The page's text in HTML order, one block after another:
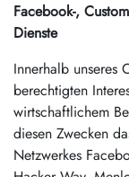
Facebook-,
Dienste
Innerhalb unseres
berechtigten
wirtschaftlichem
diesen Zwecken
Netzwerkes